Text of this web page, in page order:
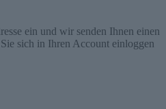
ein und wir senden Ihnen einen
sich in Ihren Account einloggen